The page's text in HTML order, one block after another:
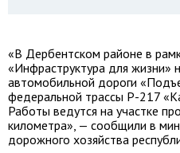
«В Дербентском районе в
«Инфраструктура для жизни»
автомобильной дороги
федеральной трассы Р-217
Работы ведутся на участке
километра», — сообщили в
дорожного хозяйства